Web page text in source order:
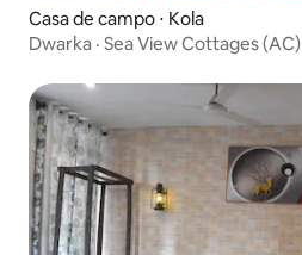
Casa de campo ⋅ Kola
Dwarka · Sea View Cottages (AC)